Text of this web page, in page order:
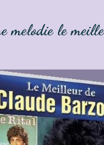
melodie le